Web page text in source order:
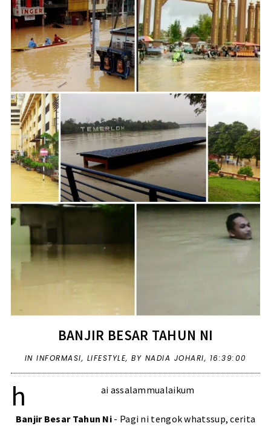
BANJIR BESAR TAHUN NI
IN INFORMASI, LIFESTYLE, BY NADIA JOHARI, 16:39:00
h ai assalammualaikum
Banjir Besar Tahun Ni - Pagi ni tengok whatssup, cerita